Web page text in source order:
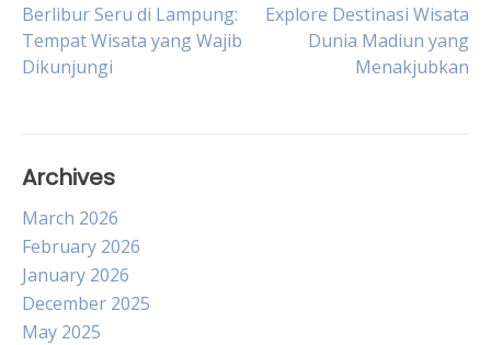
Post
navigation
Berlibur Seru di Lampung:
Tempat Wisata yang Wajib
Dikunjungi
Explore Destinasi Wisata
Dunia Madiun yang
Menakjubkan
Archives
March 2026
February 2026
January 2026
December 2025
May 2025